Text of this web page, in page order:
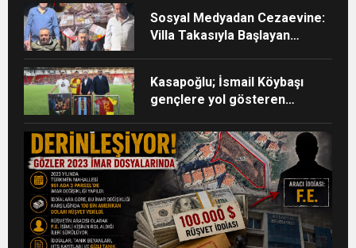
Sosyal Medyadan Cezaevine:
Villa Takasıyla Başlayan
Kasapoğlu; İsmail Köybaşı
gençlere yol gösteren